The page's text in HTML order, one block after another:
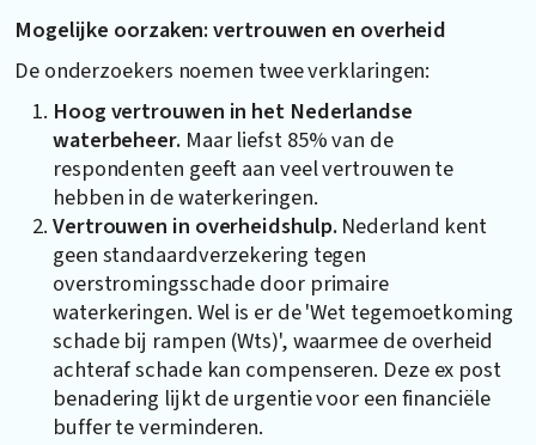
Mogelijke oorzaken: vertrouwen en overheid
De onderzoekers noemen twee verklaringen:
Hoog vertrouwen in het Nederlandse
waterbeheer.Maar liefst 85% van de
respondenten geeft aan veel vertrouwen te
hebben in de waterkeringen.
Vertrouwen in overheidshulp.Nederland kent
geen standaardverzekering tegen
overstromingsschade door primaire
waterkeringen. Wel is er de 'Wet tegemoetkoming
schade bij rampen (Wts)', waarmee de overheid
achteraf schade kan compenseren. Deze ex post
benadering lijkt de urgentie voor een financiële
buffer te verminderen.